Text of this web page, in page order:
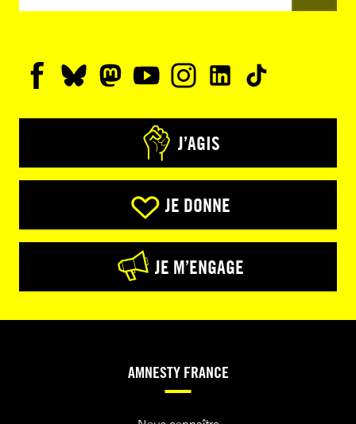
J’AGIS
JE DONNE
JE M’ENGAGE
AMNESTY FRANCE